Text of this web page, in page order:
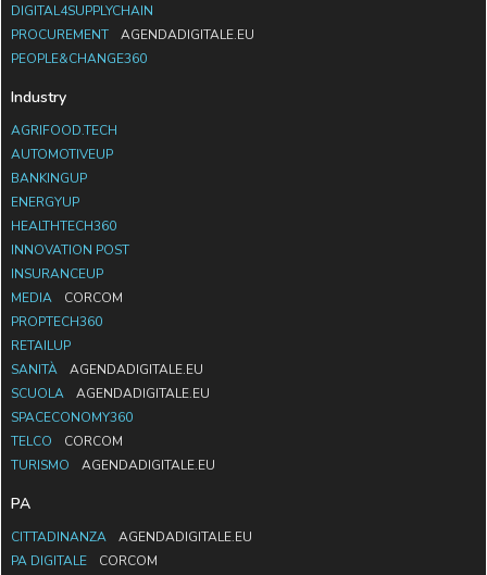
DIGITAL4SUPPLYCHAIN
PROCUREMENT
AGENDADIGITALE.EU
PEOPLE&CHANGE360
Industry
AGRIFOOD.TECH
AUTOMOTIVEUP
BANKINGUP
ENERGYUP
HEALTHTECH360
INNOVATION POST
INSURANCEUP
MEDIA
CORCOM
PROPTECH360
RETAILUP
SANITÀ
AGENDADIGITALE.EU
SCUOLA
AGENDADIGITALE.EU
SPACECONOMY360
TELCO
CORCOM
TURISMO
AGENDADIGITALE.EU
PA
CITTADINANZA
AGENDADIGITALE.EU
PA DIGITALE
CORCOM